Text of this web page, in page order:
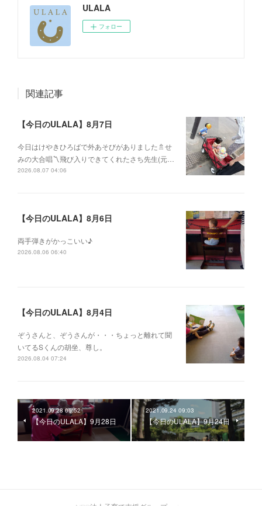
ULALA
フォロー
関連記事
【今日のULALA】8月7日
今日はけやきひろばで外あそびがありました🚿せ
みの大合唱〽飛び入りできてくれたさち先生(元…
2026.08.07 04:06
【今日のULALA】8月6日
両手弾きがかっこいい♪
2026.08.06 06:40
【今日のULALA】8月4日
ぞうさんと、ぞうさんが・・・ちょっと離れて聞
いてるSくんの胡坐、尊し。
2026.08.04 07:24
2021.09.28 06:52
【今日のULALA】9月28日
2021.09.24 09:03
【今日のULALA】9月24日